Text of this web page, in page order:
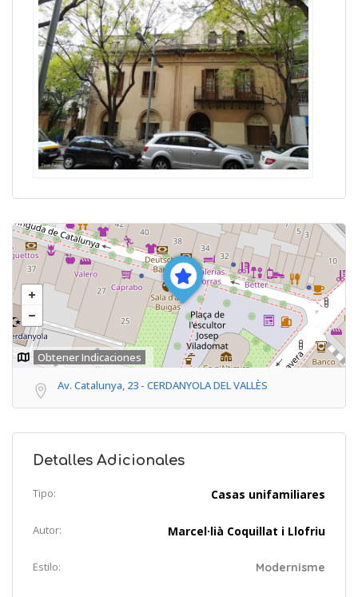
Obtener Indicaciones
Av. Catalunya, 23 - CERDANYOLA DEL VALLÈS
Detalles Adicionales
Tipo: Casas unifamiliares
Autor: Marcel·lià Coquillat i Llofriu
Estilo: Modernisme